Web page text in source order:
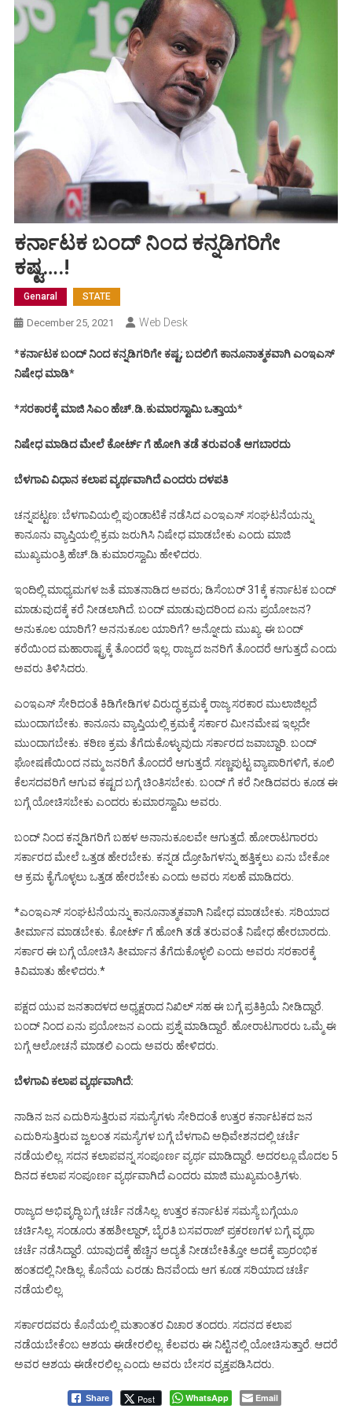
ಕರ್ನಾಟಕ ಬಂದ್ ನಿಂದ ಕನ್ನಡಿಗರಿಗೇ
ಕಷ್ಟ….!
Genaral STATE
December 25, 2021 Web Desk
*ಕರ್ನಾಟಕ ಬಂದ್ ನಿಂದ ಕನ್ನಡಿಗರಿಗೇ ಕಷ್ಟ; ಬದಲಿಗೆ ಕಾನೂನಾತ್ಮಕವಾಗಿ ಎಂಇಎಸ್
ನಿಷೇಧ ಮಾಡಿ*
*ಸರಕಾರಕ್ಕೆ ಮಾಜಿ ಸಿಎಂ ಹೆಚ್.ಡಿ.ಕುಮಾರಸ್ವಾಮಿ ಒತ್ತಾಯ*
ನಿಷೇಧ ಮಾಡಿದ ಮೇಲೆ ಕೋರ್ಟ್ ಗೆ ಹೋಗಿ ತಡೆ ತರುವಂತೆ ಆಗಬಾರದು
ಬೆಳಗಾವಿ ವಿಧಾನ ಕಲಾಪ ವ್ಯರ್ಥವಾಗಿದೆ ಎಂದರು ದಳಪತಿ
ಚನ್ನಪಟ್ಟಣ: ಬೆಳಗಾವಿಯಲ್ಲಿ ಪುಂಡಾಟಿಕೆ ನಡೆಸಿದ ಎಂಇಎಸ್ ಸಂಘಟನೆಯನ್ನು
ಕಾನೂನು ವ್ಯಾಪ್ತಿಯಲ್ಲಿ ಕ್ರಮ ಜರುಗಿಸಿ ನಿಷೇಧ ಮಾಡಬೇಕು ಎಂದು ಮಾಜಿ
ಮುಖ್ಯಮಂತ್ರಿ ಹೆಚ್‌.ಡಿ.ಕುಮಾರಸ್ವಾಮಿ ಹೇಳಿದರು.
ಇಂದಿಲ್ಲಿ ಮಾಧ್ಯಮಗಳ ಜತೆ ಮಾತನಾಡಿದ ಅವರು; ಡಿಸೆಂಬರ್ 31ಕ್ಕೆ ಕರ್ನಾಟಕ ಬಂದ್
ಮಾಡುವುದಕ್ಕೆ ಕರೆ ನೀಡಲಾಗಿದೆ. ಬಂದ್ ಮಾಡುವುದರಿಂದ ಏನು ಪ್ರಯೋಜನ?
ಅನುಕೂಲ ಯಾರಿಗೆ? ಅನನುಕೂಲ ಯಾರಿಗೆ? ಅನ್ನೋದು ಮುಖ್ಯ. ಈ ಬಂದ್
ಕರೆಯಿಂದ ಮಹಾರಾಷ್ಟ್ರಕ್ಕೆ ತೊಂದರೆ ಇಲ್ಲ. ರಾಜ್ಯದ ಜನರಿಗೆ ತೊಂದರೆ ಆಗುತ್ತದೆ ಎಂದು
ಅವರು ತಿಳಿಸಿದರು.
ಎಂಇಎಸ್ ಸೇರಿದಂತೆ ಕಿಡಿಗೇಡಿಗಳ ವಿರುದ್ಧ ಕ್ರಮಕ್ಕೆ ರಾಜ್ಯ ಸರಕಾರ ಮುಲಾಜಿಲ್ಲದೆ
ಮುಂದಾಗಬೇಕು. ಕಾನೂನು ವ್ಯಾಪ್ತಿಯಲ್ಲಿ ಕ್ರಮಕ್ಕೆ ಸರ್ಕಾರ ಮೀನಮೇಷ ಇಲ್ಲದೇ
ಮುಂದಾಗಬೇಕು. ಕಠಿಣ ಕ್ರಮ ತೆಗೆದುಕೊಳ್ಳುವುದು ಸರ್ಕಾರದ ಜವಾಬ್ದಾರಿ. ಬಂದ್
ಘೋಷಣೆಯಿಂದ ನಮ್ಮ ಜನರಿಗೆ ತೊಂದರೆ ಆಗುತ್ತದೆ. ಸಣ್ಣಪುಟ್ಟ ವ್ಯಾಪಾರಿಗಳಿಗೆ, ಕೂಲಿ
ಕೆಲಸದವರಿಗೆ ಆಗುವ ಕಷ್ಟದ ಬಗ್ಗೆ ಚಿಂತಿಸಬೇಕು. ಬಂದ್ ಗೆ ಕರೆ ನೀಡಿದವರು ಕೂಡ ಈ
ಬಗ್ಗೆ ಯೋಚಿಸಬೇಕು ಎಂದರು ಕುಮಾರಸ್ವಾಮಿ ಅವರು.
ಬಂದ್ ನಿಂದ ಕನ್ನಡಿಗರಿಗೆ ಬಹಳ ಅನಾನುಕೂಲವೇ ಆಗುತ್ತದೆ. ಹೋರಾಟಗಾರರು
ಸರ್ಕಾರದ ಮೇಲೆ ಒತ್ತಡ ಹೇರಬೇಕು. ಕನ್ನಡ ದ್ರೋಹಿಗಳನ್ನು ಹತ್ತಿಕ್ಕಲು ಏನು ಬೇಕೋ
ಆ ಕ್ರಮ ಕೈಗೊಳ್ಳಲು ಒತ್ತಡ ಹೇರಬೇಕು ಎಂದು ಅವರು ಸಲಹೆ ಮಾಡಿದರು.
*ಎಂಇಎಸ್ ಸಂಘಟನೆಯನ್ನು ಕಾನೂನಾತ್ಮಕವಾಗಿ ನಿಷೇಧ ಮಾಡಬೇಕು. ಸರಿಯಾದ
ತೀರ್ಮಾನ ಮಾಡಬೇಕು. ಕೋರ್ಟ್ ಗೆ ಹೋಗಿ ತಡೆ ತರುವಂತೆ ನಿಷೇಧ ಹೇರಬಾರದು.
ಸರ್ಕಾರ ಈ ಬಗ್ಗೆ ಯೋಚಿಸಿ ತೀರ್ಮಾನ ತೆಗೆದುಕೊಳ್ಳಲಿ ಎಂದು ಅವರು ಸರಕಾರಕ್ಕೆ
ಕಿವಿಮಾತು ಹೇಳಿದರು.*
ಪಕ್ಷದ ಯುವ ಜನತಾದಳದ ಅಧ್ಯಕ್ಷರಾದ ನಿಖಿಲ್ ಸಹ ಈ ಬಗ್ಗೆ ಪ್ರತಿಕ್ರಿಯೆ ನೀಡಿದ್ದಾರೆ.
ಬಂದ್ ನಿಂದ ಏನು ಪ್ರಯೋಜನ ಎಂದು ಪ್ರಶ್ನೆ ಮಾಡಿದ್ದಾರೆ. ಹೋರಾಟಗಾರರು ಒಮ್ಮೆ ಈ
ಬಗ್ಗೆ ಆಲೋಚನೆ ಮಾಡಲಿ ಎಂದು ಅವರು ಹೇಳಿದರು.
ಬೆಳಗಾವಿ ಕಲಾಪ ವ್ಯರ್ಥವಾಗಿದೆ:
ನಾಡಿನ ಜನ ಎದುರಿಸುತ್ತಿರುವ ಸಮಸ್ಯೆಗಳು ಸೇರಿದಂತೆ ಉತ್ತರ ಕರ್ನಾಟಕದ ಜನ
ಎದುರಿಸುತ್ತಿರುವ ಜ್ವಲಂತ ಸಮಸ್ಯೆಗಳ ಬಗ್ಗೆ ಬೆಳಗಾವಿ ಅಧಿವೇಶನದಲ್ಲಿ ಚರ್ಚೆ
ನಡೆಯಲಿಲ್ಲ. ಸದನ ಕಲಾಪವನ್ನ ಸಂಪೂರ್ಣ ವ್ಯರ್ಥ ಮಾಡಿದ್ದಾರೆ. ಅದರಲ್ಲೂ ಮೊದಲ 5
ದಿನದ ಕಲಾಪ ಸಂಪೂರ್ಣ ವ್ಯರ್ಥವಾಗಿದೆ ಎಂದರು ಮಾಜಿ ಮುಖ್ಯಮಂತ್ರಿಗಳು.
ರಾಜ್ಯದ ಅಭಿವೃದ್ಧಿ ಬಗ್ಗೆ ಚರ್ಚೆ ನಡೆಸಿಲ್ಲ. ಉತ್ತರ ಕರ್ನಾಟಕ ಸಮಸ್ಯೆ ಬಗ್ಗೆಯೂ
ಚರ್ಚಿಸಿಲ್ಲ. ಸಂಡೂರು ತಹಶೀಲ್ದಾರ್, ಬೈರತಿ ಬಸವರಾಜ್ ಪ್ರಕರಣಗಳ ಬಗ್ಗೆ ವೃಥಾ
ಚರ್ಚೆ ನಡೆಸಿದ್ದಾರೆ. ಯಾವುದಕ್ಕೆ ಹೆಚ್ಚಿನ ಅದ್ಯತೆ ನೀಡಬೇಕಿತ್ತೋ ಅದಕ್ಕೆ ಪ್ರಾರಂಭಿಕ
ಹಂತದಲ್ಲಿ ನೀಡಿಲ್ಲ. ಕೊನೆಯ ಎರಡು ದಿನವೆಂದು ಆಗ ಕೂಡ ಸರಿಯಾದ ಚರ್ಚೆ
ನಡೆಯಲಿಲ್ಲ.
ಸರ್ಕಾರದವರು ಕೊನೆಯಲ್ಲಿ ಮತಾಂತರ ವಿಚಾರ ತಂದರು. ಸದನದ ಕಲಾಪ
ನಡೆಯಬೇಕೆಂಬ ಆಶಯ ಈಡೇರಲಿಲ್ಲ. ಕೆಲವರು ಈ ನಿಟ್ಟಿನಲ್ಲಿ ಯೋಚಿಸುತ್ತಾರೆ. ಆದರೆ
ಅವರ ಆಶಯ ಈಡೇರಲಿಲ್ಲ ಎಂದು ಅವರು ಬೇಸರ ವ್ಯಕ್ತಪಡಿಸಿದರು.
Share Post WhatsApp Email